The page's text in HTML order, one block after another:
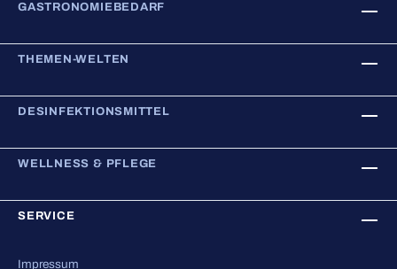
GASTRONOMIEBEDARF
THEMEN-WELTEN
DESINFEKTIONSMITTEL
WELLNESS & PFLEGE
SERVICE
Impressum